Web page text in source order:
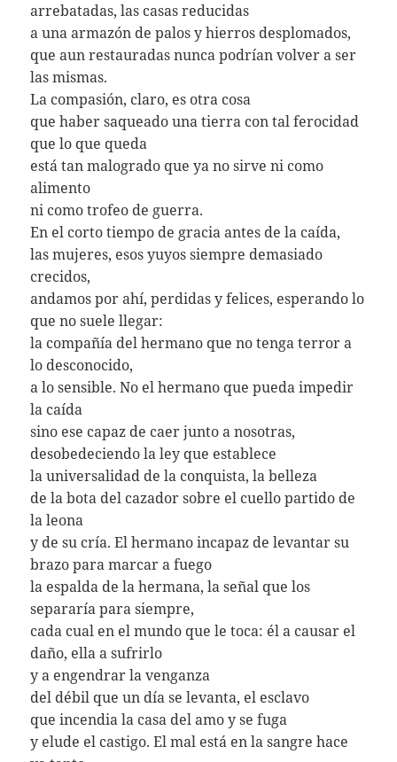
arrebatadas, las casas reducidas
a una armazón de palos y hierros desplomados,
que aun restauradas nunca podrían volver a ser
las mismas.
La compasión, claro, es otra cosa
que haber saqueado una tierra con tal ferocidad
que lo que queda
está tan malogrado que ya no sirve ni como
alimento
ni como trofeo de guerra.
En el corto tiempo de gracia antes de la caída,
las mujeres, esos yuyos siempre demasiado
crecidos,
andamos por ahí, perdidas y felices, esperando lo
que no suele llegar:
la compañía del hermano que no tenga terror a
lo desconocido,
a lo sensible. No el hermano que pueda impedir
la caída
sino ese capaz de caer junto a nosotras,
desobedeciendo la ley que establece
la universalidad de la conquista, la belleza
de la bota del cazador sobre el cuello partido de
la leona
y de su cría. El hermano incapaz de levantar su
brazo para marcar a fuego
la espalda de la hermana, la señal que los
separaría para siempre,
cada cual en el mundo que le toca: él a causar el
daño, ella a sufrirlo
y a engendrar la venganza
del débil que un día se levanta, el esclavo
que incendia la casa del amo y se fuga
y elude el castigo. El mal está en la sangre hace